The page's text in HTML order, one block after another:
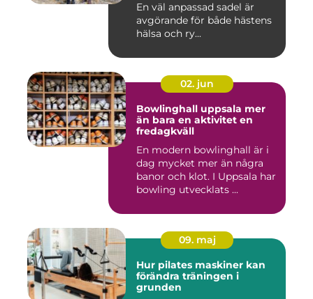
En väl anpassad sadel är
avgörande för både hästens
hälsa och ry...
02. jun
Bowlinghall uppsala mer
än bara en aktivitet en
fredagkväll
En modern bowlinghall är i
dag mycket mer än några
banor och klot. I Uppsala har
bowling utvecklats ...
09. maj
Hur pilates maskiner kan
förändra träningen i
grunden